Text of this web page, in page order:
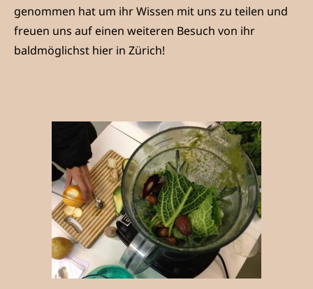
genommen hat um ihr Wissen mit uns zu teilen und
freuen uns auf einen weiteren Besuch von ihr
baldmöglichst hier in Zürich!